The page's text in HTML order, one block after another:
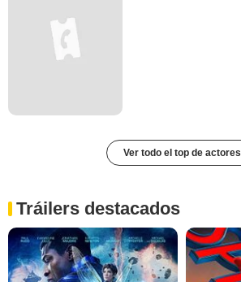
Ver todo el top de actores
Tráilers destacados